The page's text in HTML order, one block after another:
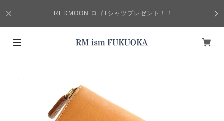
REDMOON ロゴTシャツプレゼント！！